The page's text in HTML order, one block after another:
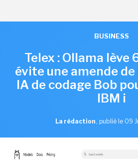
BUSINESS
Telex : Ollama lève
évite une amende de
IA de codage Bob
IBM i
La rédaction , publié le 09